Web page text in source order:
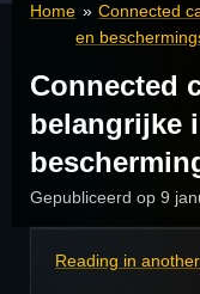
Home » Connected
en
Connected
belangrijke
Gepubliceerd op 9
Reading in